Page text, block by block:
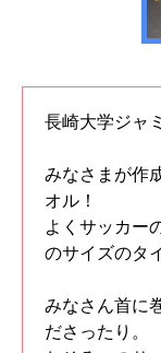
長崎大学ジャ
みなさまが作
オル！
よくサッカー
のサイズのタ
みなさん首に
ださったり。